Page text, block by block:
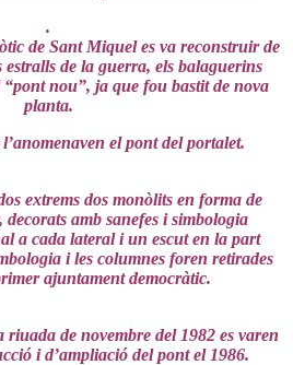
.
de Sant Miquel es va reconstruir de
estralls de la guerra, els balaguerins
“pont nou”, ja que fou bastit de nova
planta.
el pont del portalet.
extrems dos monòlits en forma de
amb sanefes i simbologia
a cada lateral i un escut en la part
i les columnes foren retirades
ajuntament democràtic.
riuada de novembre del 1982 es varen
i d’ampliació del pont el 1986.